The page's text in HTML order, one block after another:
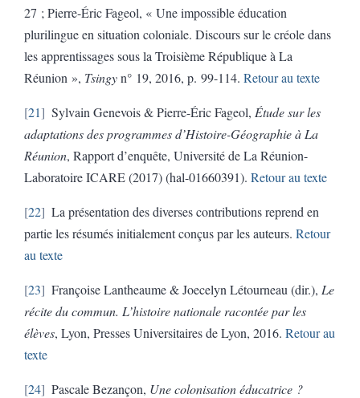
27 ; Pierre-Éric Fageol, « Une impossible éducation
plurilingue en situation coloniale. Discours sur le créole dans
les apprentissages sous la Troisième République à La
Réunion », Tsingyn° 19, 2016, p. 99-114. Retour au texte
21 Sylvain Genevois & Pierre-Éric Fageol, Étude sur les
adaptations des programmes d’Histoire-Géographie à La
Réunion, Rapport d’enquête, Université de La Réunion-
Laboratoire ICARE (2017) (hal-01660391). Retour au texte
22
La présentation des diverses contributions reprend en
partie les résumés initialement conçus par les auteurs. Retour
au texte
23 Françoise Lantheaume & Joecelyn Létourneau (dir.), Le
récite du commun. L’histoire nationale racontée par les
élèves, Lyon, Presses Universitaires de Lyon, 2016. Retour au
texte
24 Pascale Bezançon, Une colonisation éducatrice ?